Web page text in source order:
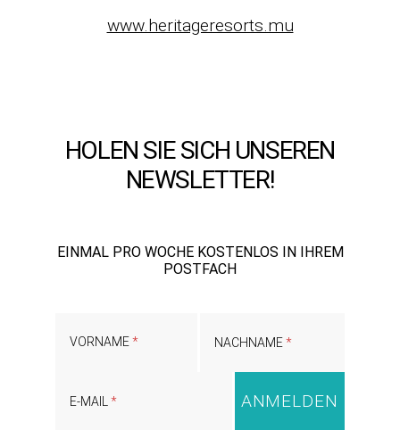
www.heritageresorts.mu
HOLEN SIE SICH UNSEREN
NEWSLETTER!
EINMAL PRO WOCHE KOSTENLOS IN IHREM
POSTFACH
VORNAME NACHNAME
E-MAIL